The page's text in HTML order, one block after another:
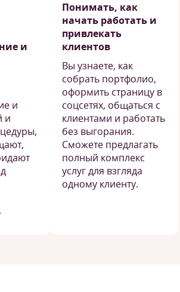
и
и
и
Понимать, как
начать работать и
привлекать
клиентов
Вы узнаете, как
собрать портфолио,
оформить страницу в
соцсетях, общаться с
клиентами и работать
без выгорания.
Сможете предлагать
полный комплекс
услуг для взгляда
одному клиенту.